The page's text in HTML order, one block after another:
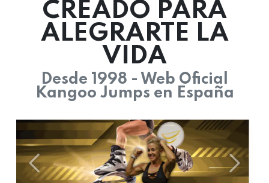
CREADO PARA
ALEGRARTE LA
VIDA
Desde 1998 - Web Oficial
Kangoo Jumps en España
Anterior